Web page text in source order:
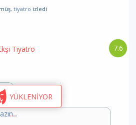
YÜKLENİYOR
, tiyatro izledi
7.6
Tiyatro